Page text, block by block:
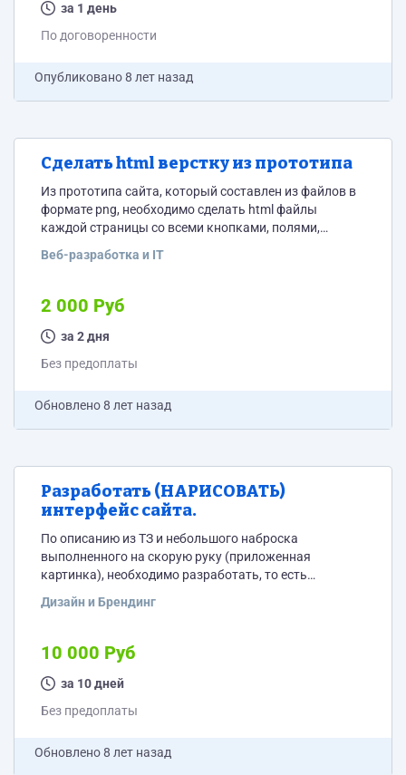
за 1 день
По договоренности
Опубликовано8 лет назад
Сделать html верстку из прототипа
Из прототипа сайта, который составлен из файлов в
формате png, необходимо сделать html файлы
каждой страницы со всеми кнопками, полями,
страниц. Как работает прототип, можно посмотреть
https://marvelapp.com/605h60d/screen/48732568
Архив с картинками пришлю исполнителю.
Веб-разработка и IT
2 000 Руб
за 2 дня
Без предоплаты
Обновлено8 лет назад
Разработать (НАРИСОВАТЬ)
интерфейс сайта.
По описанию из ТЗ и небольшого наброска
выполненного на скорую руку (приложенная
картинка), необходимо разработать, то есть
Сайт - каталог спортивных площадок. На сайте будут
площадки для того, чтобы граждане могли искать
через него свободные спортивные площадки. Своего
рода букинком, только для спорта. Интерфейс
современными кнопками, с...
Дизайн и Брендинг
10 000 Руб
за 10 дней
Без предоплаты
Обновлено8 лет назад